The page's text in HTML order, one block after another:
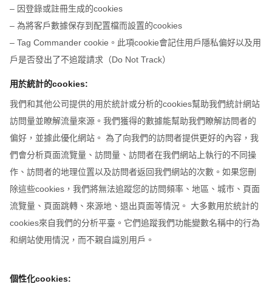
– 因登錄或註冊生成的cookies
– 為將客戶數據保存到配置檔而設置的cookies
– Tag Commander cookie。此項cookie會記住用戶隱私偏好以及用
戶是否發出了不追蹤請求（Do Not Track）
用於統計的cookies:
我們和其他公司提供的用於統計或分析的cookies幫助我們統計網站
訪問量並瞭解流量來源。我們獲得的數據能幫助我們瞭解訪問者的
偏好，並據此優化網站。 為了向我們的訪問者提供更好的內容，我
們會分析頁面流覽量、訪問量、訪問者在我們網站上執行的不同操
作、訪問者的地理位置以及訪問者返回我們網站的次數。如果您刪
除這些cookies，我們將無法追蹤您的訪問頻率、地區、城市、頁面
流覽量、頁面跳轉、來源地、退出頁面等情況。 大多數用於統計的
cookies來自我們的分析平臺。它們追蹤我們功能變數名稱中的行為
和網站使用情況，而不親自識別用戶。
個性化cookies: